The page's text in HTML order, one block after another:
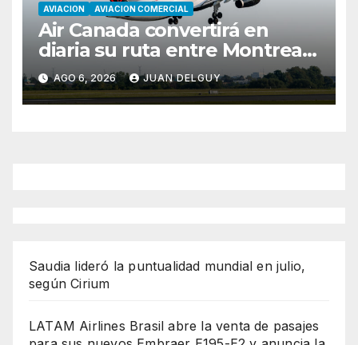
AVIACION AVIACION COMERCIAL
Air Canada convertirá en
diaria su ruta entre Montreal
y Ciudad de Guatemala
desde octubre
AGO 6, 2026 JUAN DELGUY
Saudia lideró la puntualidad mundial en julio,
según Cirium
LATAM Airlines Brasil abre la venta de pasajes